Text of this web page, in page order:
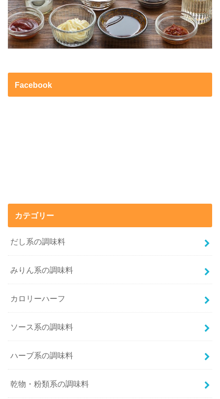
Facebook
カテゴリー
だし系の調味料
みりん系の調味料
カロリーハーフ
ソース系の調味料
ハーブ系の調味料
乾物・粉類系の調味料